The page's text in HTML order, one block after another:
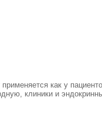
как у
клиники и